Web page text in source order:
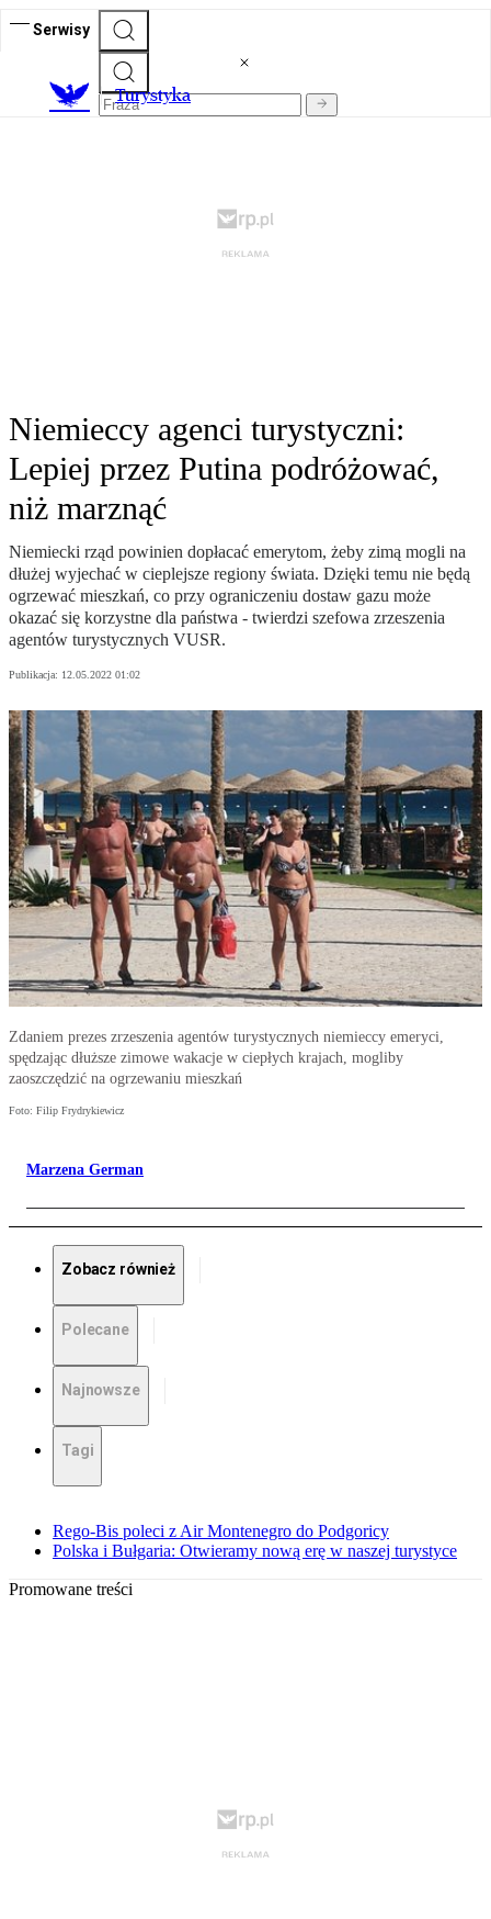
Serwisy
Turystyka
Niemieccy agenci turystyczni:
Lepiej przez Putina podróżować,
niż marznąć
Niemiecki rząd powinien dopłacać emerytom, żeby zimą mogli na
dłużej wyjechać w cieplejsze regiony świata. Dzięki temu nie będą
ogrzewać mieszkań, co przy ograniczeniu dostaw gazu może
okazać się korzystne dla państwa - twierdzi szefowa zrzeszenia
agentów turystycznych VUSR.
Publikacja: 12.05.2022 01:02
Zdaniem prezes zrzeszenia agentów turystycznych niemieccy emeryci,
spędzając dłuższe zimowe wakacje w ciepłych krajach, mogliby
zaoszczędzić na ogrzewaniu mieszkań
Foto: Filip Frydrykiewicz
Marzena German
Zobacz również
Polecane
Najnowsze
Tagi
Rego-Bis poleci z Air Montenegro do Podgoricy
Polska i Bułgaria: Otwieramy nową erę w naszej turystyce
Promowane treści